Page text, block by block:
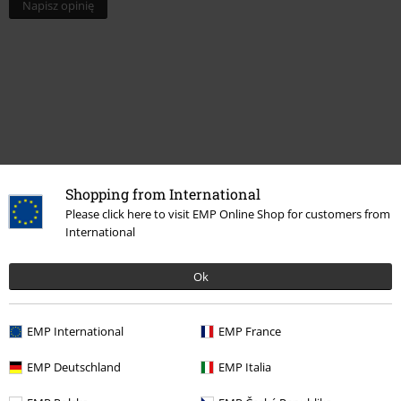
Shopping from International
Please click here to visit EMP Online Shop for customers from
International
Ok
EMP International EMP France
EMP Deutschland EMP Italia
Napisz opinię
Disney
Mandalorian
Filmy i Seriale Disney Filmy i Seriale Star Wars